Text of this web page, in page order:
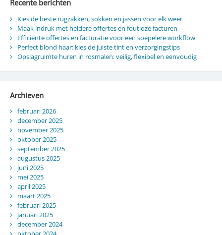
Recente berichten
Kies de beste rugzakken, sokken en jassen voor elk weer
Maak indruk met heldere offertes en foutloze facturen
Efficiënte offertes en facturatie voor een soepelere workflow
Perfect blond haar: kies de juiste tint en verzorgingstips
Opslagruimte huren in rosmalen: veilig, flexibel en eenvoudig
Archieven
februari 2026
december 2025
november 2025
oktober 2025
september 2025
augustus 2025
juni 2025
mei 2025
april 2025
maart 2025
februari 2025
januari 2025
december 2024